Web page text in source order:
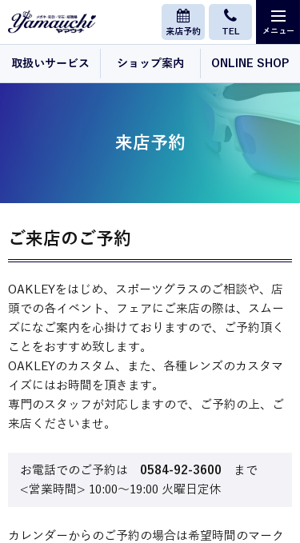
来店予約 TEL
取扱いサービス ショップ案内 ONLINE SHOP
来店予約
ご来店のご予約
OAKLEYをはじめ、スポーツグラスのご相談や、店
頭での各イベント、フェアにご来店の際は、スムー
ズになご案内を心掛けておりますので、ご予約頂く
ことをおすすめ致します。
OAKLEYのカスタム、また、各種レンズのカスタマ
イズにはお時間を頂きます。
専門のスタッフが対応しますので、ご予約の上、ご
来店くださいませ。
お電話でのご予約は 0584-92-3600
まで
<営業時間> 10:00～19:00 火曜日定休
カレンダーからのご予約の場合は希望時間のマーク